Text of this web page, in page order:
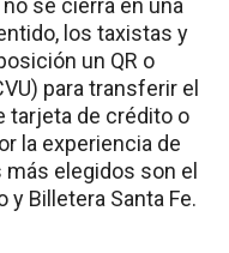
se cierra en una
los taxistas y
un QR o
para transferir el
tarjeta de crédito o
la experiencia de
elegidos son el
y Billetera Santa Fe.